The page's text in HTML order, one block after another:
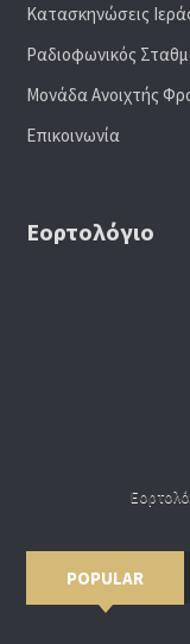
Κατασκηνώσεις
Ραδιoφωνικός
Μονάδα Ανοιχτής
Επικοινωνία
Εορτολόγιο
POPULAR